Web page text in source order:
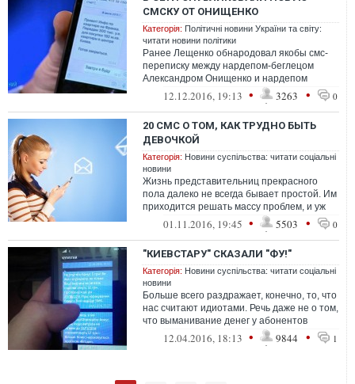
СМСКУ ОТ ОНИЩЕНКО
Категорія: Політичні новини України та світу:
читати новини політики
Ранее Лещенко обнародовал якобы смс-
переписку между нардепом-беглецом
Александром Онищенко и нардепом
Игорем Кононенко по поставкам газа на
12.12.2016, 19:13 • 3263 • 0
20 СМС О ТОМ, КАК ТРУДНО БЫТЬ
ДЕВОЧКОЙ
Категорія: Новини суспільства: читати соціальні
новини
Жизнь представительниц прекрасного
пола далеко не всегда бывает простой. Им
приходится решать массу проблем, и уж
поверьте, отсутствие подходящего пла...
01.11.2016, 19:45 • 5503 • 0
"КИЕВСТАРУ" СКАЗАЛИ "ФУ!"
Категорія: Новини суспільства: читати соціальні
новини
Больше всего раздражает, конечно, то, что
нас считают идиотами. Речь даже не о том,
что выманивание денег у абонентов
откровенно мошенническим способо...
12.04.2016, 18:13 • 9844 • 1